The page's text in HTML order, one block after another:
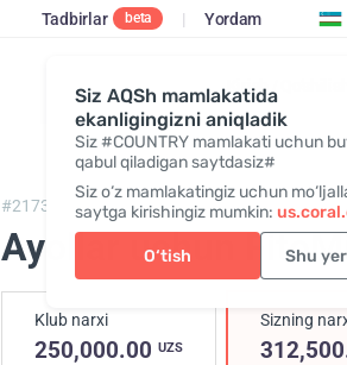
Siz AQSh mamlakatida
ekanligingizni aniqladik
Siz #COUNTRY mamlakati uchun
qabul qiladigan saytdasiz#
Siz o‘z mamlakatingiz uchun
saytga kirishingiz mumkin:
O‘tish Shu
Tadbirlar beta | Yordam
Kirish / Qo‘shilish
#2173, PhytoMix for Women
Ayollar uchun
Klub narxi
250,000.00 UZS
Sizning